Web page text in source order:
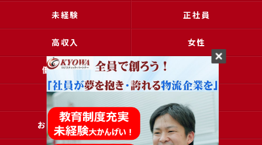
未経験 正社員
高収入 女性
働きやすい
ブログ
お問い合わせ 採用申込